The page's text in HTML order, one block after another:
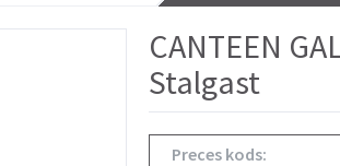
CANTEEN
Stalgast
Preces kods: